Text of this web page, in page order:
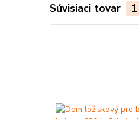
Súvisiaci tovar 1